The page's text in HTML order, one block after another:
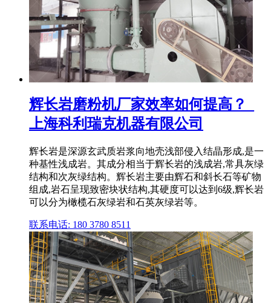
辉长岩磨粉机厂家效率如何提高？_
上海科利瑞克机器有限公司
辉长岩是深源玄武质岩浆向地壳浅部侵入结晶形成,是一
种基性浅成岩。其成分相当于辉长岩的浅成岩,常具灰绿
结构和次灰绿结构。辉长岩主要由辉石和斜长石等矿物
组成,岩石呈现致密块状结构,其硬度可以达到6级,辉长岩
可以分为橄榄石灰绿岩和石英灰绿岩等。
联系电话: 180 3780 8511